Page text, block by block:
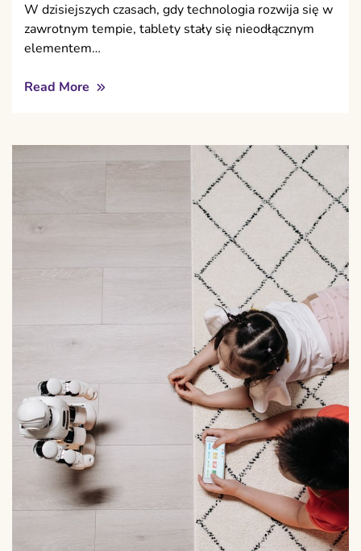
W dzisiejszych czasach, gdy technologia rozwija się w
zawrotnym tempie, tablety stały się nieodłącznym
elementem…
Read More